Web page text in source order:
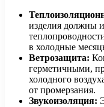
изделия должны
в холодные
Ветрозащита:
герметичными,
холодного
от промерзания.
Звукоизоляция: